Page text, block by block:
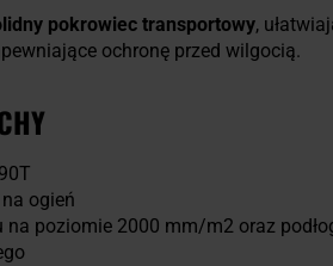
pokrowiec transportowy,
ochronę przed wilgocią.
ogień
na poziomie 2000 mm/m2 oraz